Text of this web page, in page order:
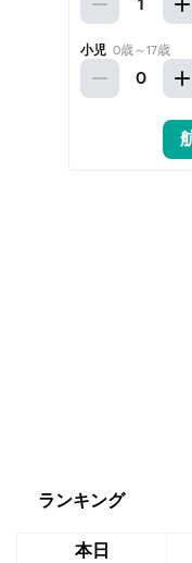
ランキング
本日